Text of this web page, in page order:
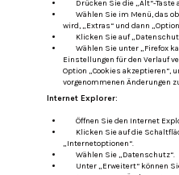
Drücken Sie die „Alt“-Taste
Wählen Sie im Menü, das
wird, „Extras“ und dann
Klicken Sie auf
Wählen Sie unter „Firefox
Einstellungen für den Verlauf
Option „Cookies akzeptieren“,
vorgenommenen Änderungen
Internet Explorer:
Öffnen Sie den Internet
Klicken Sie auf die
„Internetoptionen“.
Wählen Sie „Datenschutz“.
Unter „Erweitert“ können